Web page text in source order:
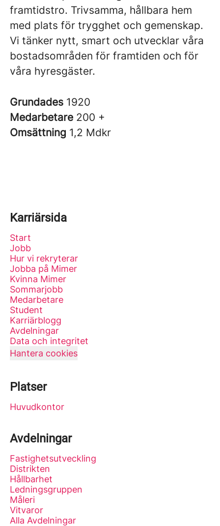
framtidstro. Trivsamma, hållbara hem
med plats för trygghet och gemenskap.
Vi tänker nytt, smart och utvecklar våra
bostadsområden för framtiden och för
våra hyresgäster.
Grundades 1920
Medarbetare 200 +
Omsättning 1,2 Mdkr
Karriärsida
Start
Jobb
Hur vi rekryterar
Jobba på Mimer
Kvinna Mimer
Sommarjobb
Medarbetare
Student
Karriärblogg
Avdelningar
Data och integritet
Hantera cookies
Platser
Huvudkontor
Avdelningar
Fastighetsutveckling
Distrikten
Hållbarhet
Ledningsgruppen
Måleri
Vitvaror
Alla Avdelningar